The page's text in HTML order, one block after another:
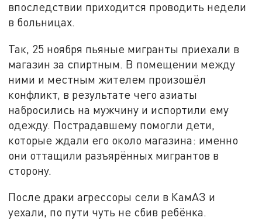
впоследствии приходится проводить недели
в больницах.
Так, 25 ноября пьяные мигранты приехали в
магазин за спиртным. В помещении между
ними и местным жителем произошёл
конфликт, в результате чего азиаты
набросились на мужчину и испортили ему
одежду. Пострадавшему помогли дети,
которые ждали его около магазина: именно
они оттащили разъярённых мигрантов в
сторону.
После драки агрессоры сели в КамАЗ и
уехали, по пути чуть не сбив ребёнка.